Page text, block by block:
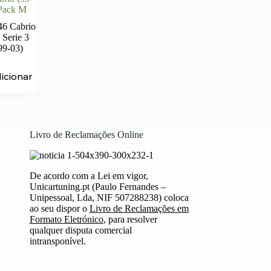
M
Cabrio
3
03)
Livro de Reclamações Online
De acordo com a Lei em vigor,
Unicartuning.pt (Paulo Fernandes –
Unipessoal, Lda, NIF 507288238) coloca
ao seu dispor o Livro de Reclamações em
Formato Eletrónico, para resolver
qualquer disputa comercial
intransponível.